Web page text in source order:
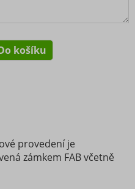
provedení je
zámkem FAB včetně